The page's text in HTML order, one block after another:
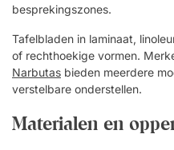
besprekingszones.
Tafelbladen in laminaat,
of rechthoekige vormen.
Narbutas bieden meerdere
verstelbare onderstellen.
Materialen en